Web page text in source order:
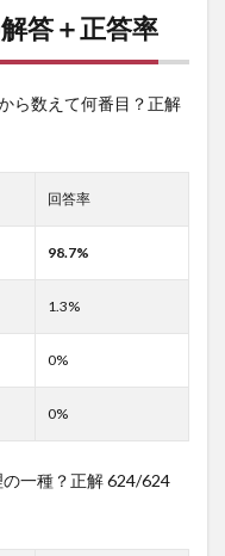
答＋正答率
ら数えて何番目？正解
回答率
98.7%
1.3%
0%
0%
一種？正解 624/624